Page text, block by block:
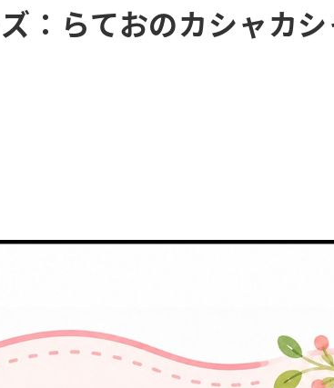
：らておのカシャカ